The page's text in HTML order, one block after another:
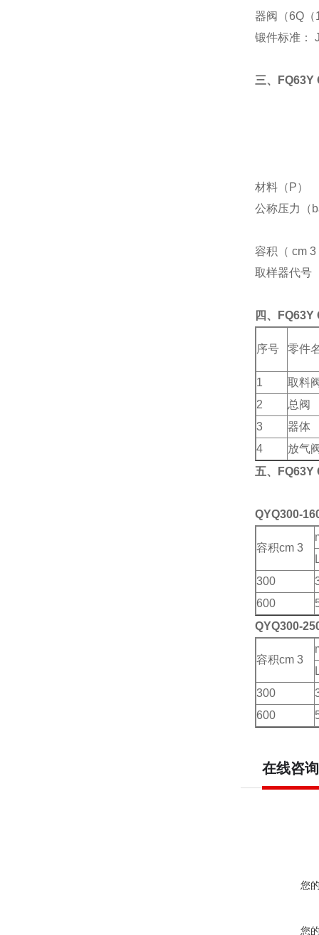
器阀（6Q（
锻件标准：
三、FQ63Y
材料（P）
公称压力（
容积（ cm 3
取样器代号
四、FQ63Y
序号 零件
1
取料
2
总阀
3
器体
4
放气
五、FQ63Y
QYQ300-
容积cm 3
300
600
QYQ300-
容积cm 3
300
600
在线咨询
您
您